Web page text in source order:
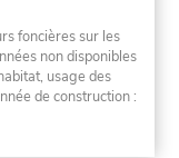
foncières sur les
non disponibles
usage des
de construction :